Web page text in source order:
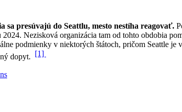
sa presúvajú do Seattlu, mesto nestíha reagovať.
Nezisková organizácia tam od tohto obdobia
podmienky v niektorých štátoch, pričom Seattle
dopyt. [1]